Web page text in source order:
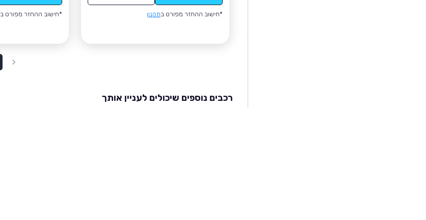
*חישוב ההחזר מפורט בתקנון *חישוב ההחזר מפורט ב
רכבים נוספים שיכולים לעניין אותך